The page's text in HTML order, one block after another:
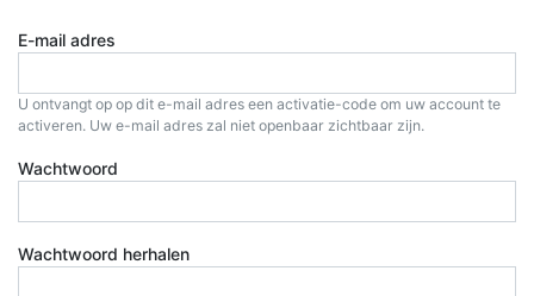
E-mail adres
U ontvangt op op dit e-mail adres een activatie-code om uw account te
activeren. Uw e-mail adres zal niet openbaar zichtbaar zijn.
Wachtwoord
Wachtwoord herhalen